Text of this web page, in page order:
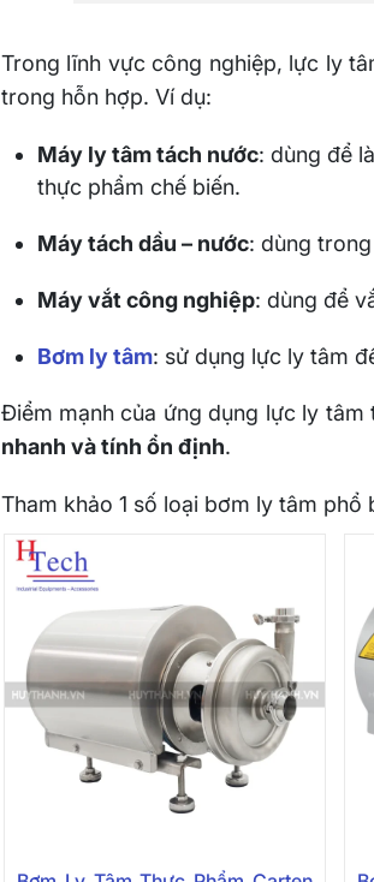
Trong lĩnh vực công nghiệp, lực ly
trong hỗn hợp. Ví dụ:
Máy ly tâm tách nước: dùng để
thực phẩm chế biến.
Máy tách dầu – nước: dùng
Máy vắt công nghiệp: dùng để
Bơm ly tâm: sử dụng lực ly tâm
Điểm mạnh của ứng dụng lực ly tâm
nhanh và tính ổn định.
Tham khảo 1 số loại bơm ly tâm phổ